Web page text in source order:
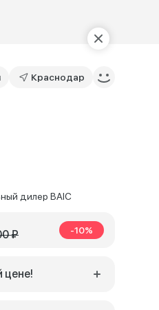
Краснодар
дилер BAIC
₽ -10%
цене!